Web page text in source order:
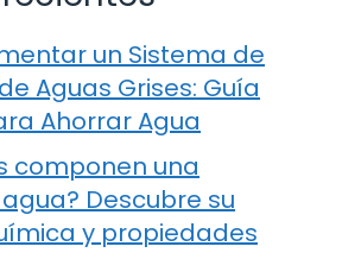
un Sistema de
Aguas Grises: Guía
Ahorrar Agua
componen una
Descubre su
y propiedades